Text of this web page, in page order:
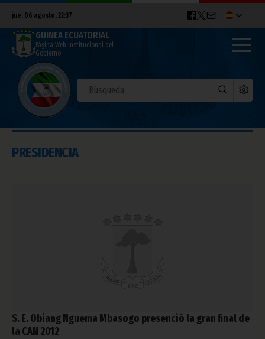
jue. 06 agosto, 22:37
GUINEA ECUATORIAL
Página Web Institucional del
Gobierno
PRESIDENCIA
S. E. Obiang Nguema Mbasogo presenció la gran final de
la CAN 2012